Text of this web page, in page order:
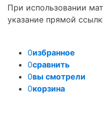
При использовании
указание прямой
0избранное
0сравнить
0вы смотрели
0корзина